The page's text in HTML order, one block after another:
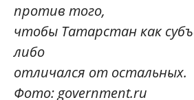
против того,
чтобы Татарстан как
либо
отличался от остальных.
Фото: government.ru